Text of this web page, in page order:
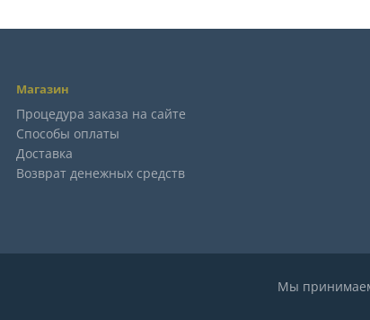
Магазин
Процедура заказа на сайте
Способы оплаты
Доставка
Возврат денежных средств
Мы